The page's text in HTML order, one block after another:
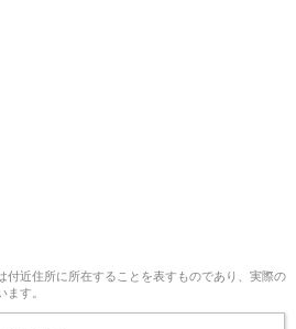
近住所に所在することを表すものであり、実際の
す。